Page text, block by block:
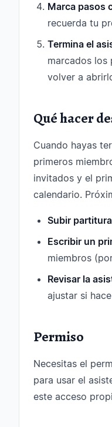
Marca pasos
recuerda tu
Termina el
marcados los
volver a
Qué hacer
Cuando hayas
primeros
invitados y el
calendario.
Subir
Escribir un
miembros
Revisar la
ajustar si
Permiso
Necesitas el
para usar el
este acceso